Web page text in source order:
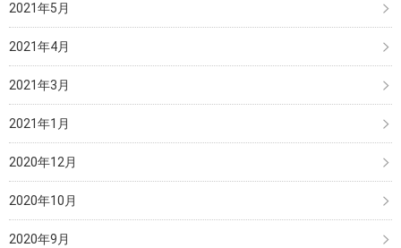
2021年5月
2021年4月
2021年3月
2021年1月
2020年12月
2020年10月
2020年9月